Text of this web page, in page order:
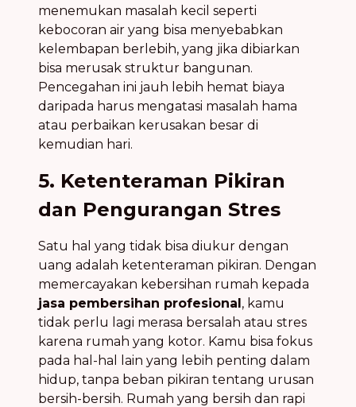
menemukan masalah kecil seperti
kebocoran air yang bisa menyebabkan
kelembapan berlebih, yang jika dibiarkan
bisa merusak struktur bangunan.
Pencegahan ini jauh lebih hemat biaya
daripada harus mengatasi masalah hama
atau perbaikan kerusakan besar di
kemudian hari.
5. Ketenteraman Pikiran
dan Pengurangan Stres
Satu hal yang tidak bisa diukur dengan
uang adalah ketenteraman pikiran. Dengan
memercayakan kebersihan rumah kepada
jasa pembersihan profesional, kamu
tidak perlu lagi merasa bersalah atau stres
karena rumah yang kotor. Kamu bisa fokus
pada hal-hal lain yang lebih penting dalam
hidup, tanpa beban pikiran tentang urusan
bersih-bersih. Rumah yang bersih dan rapi